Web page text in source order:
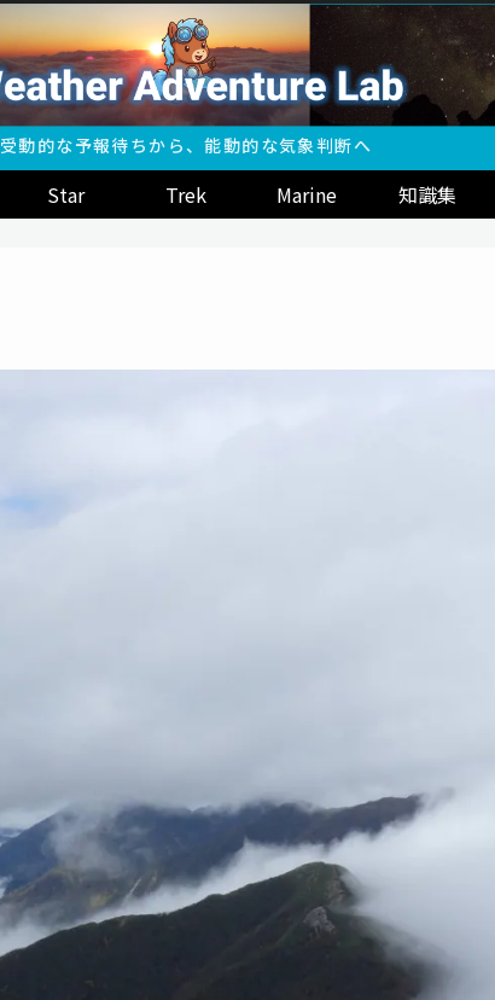
受動的な予報待ちから、能動的な気象判断へ
Star Trek Marine 知識集